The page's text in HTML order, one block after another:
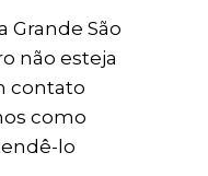
Grande São
não esteja
contato
como
lo